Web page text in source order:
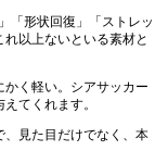
「形状回復」「ストレッ
以上ないといる素材と
く軽い。シアサッカー
てくれます。
見た目だけでなく、本